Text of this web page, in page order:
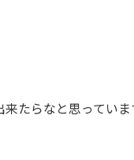
たらなと思っていま